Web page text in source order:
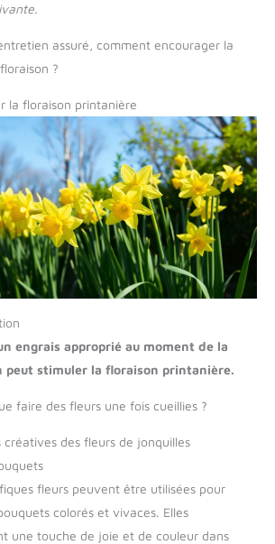
assuré, comment encourager la
?
la floraison printanière
engrais approprié au moment de la
peut stimuler la floraison printanière.
faire des fleurs une fois cueillies ?
créatives des fleurs de jonquilles
fleurs peuvent être utilisées pour
colorés et vivaces. Elles
une touche de joie et de couleur dans